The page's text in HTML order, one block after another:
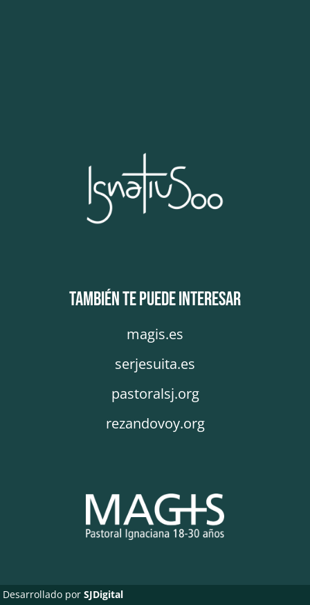
También te puede interesar
magis.es
serjesuita.es
pastoralsj.org
rezandovoy.org
Desarrollado porSJDigital